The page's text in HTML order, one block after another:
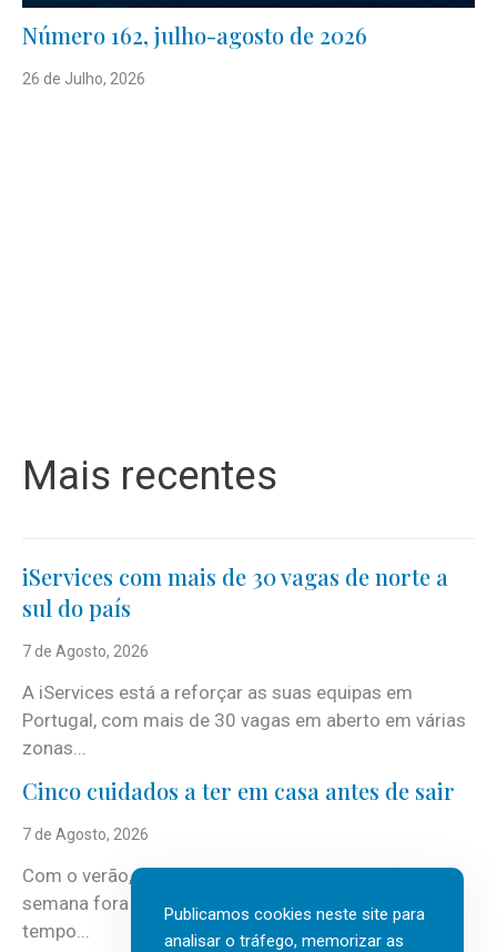
Número 162, julho-agosto de 2026
26 de Julho, 2026
Mais recentes
iServices com mais de 30 vagas de norte a
sul do país
7 de Agosto, 2026
A iServices está a reforçar as suas equipas em
Portugal, com mais de 30 vagas em aberto em várias
zonas...
Cinco cuidados a ter em casa antes de sair
7 de Agosto, 2026
Com o verão, chegam também as férias, os fins-de-
semana fora e os dias em que a casa fica mais
tempo...
Publicamos cookies neste site para
analisar o tráfego, memorizar as